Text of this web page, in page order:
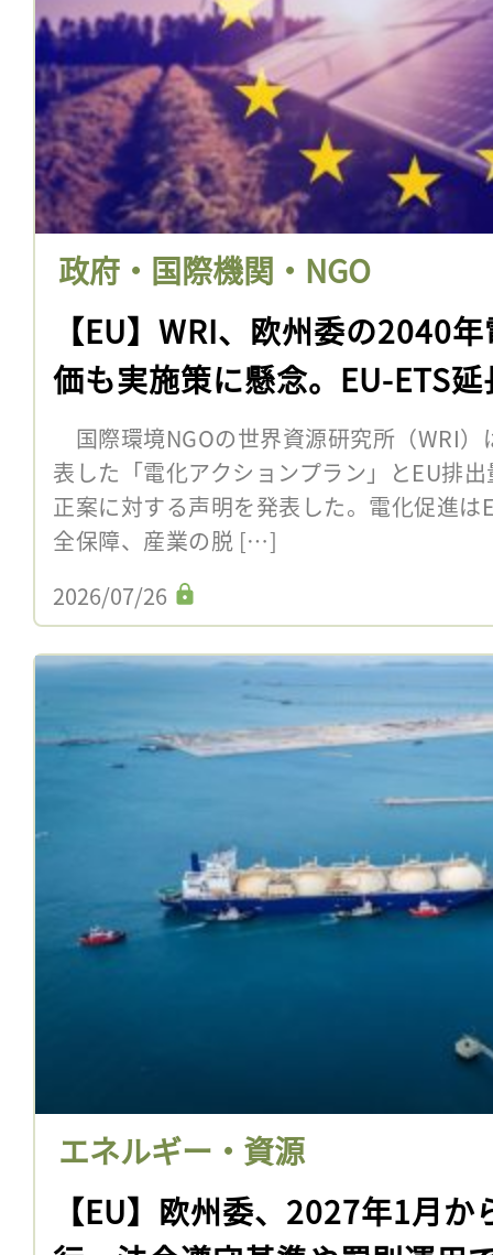
政府・国際機関・NGO
【EU】WRI、欧州委の2040
価も実施策に懸念。EU-ETS
国際環境NGOの世界資源研究所（WRI
表した「電化アクションプラン」とEU排
正案に対する声明を発表した。電化促進
全保障、産業の脱 […]
2026/07/26
エネルギー・資源
【EU】欧州委、2027年1月